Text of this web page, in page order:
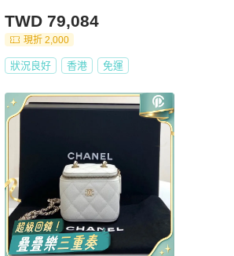
TWD 79,084
現折 2,000
狀況良好 香港 免運